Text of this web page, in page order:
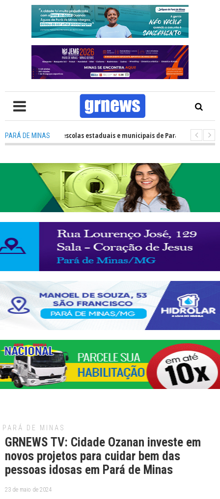
PARÁ DE MINASdas escolas estaduais e municipais de Pará de Minas no IDEB
PARÁ DE MINAS
GRNEWS TV: Cidade Ozanan investe em
novos projetos para cuidar bem das
pessoas idosas em Pará de Minas
23 de maio de 2024